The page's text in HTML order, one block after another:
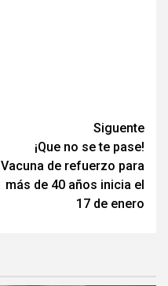
Siguente
¡Que no se te pase!
Vacuna de refuerzo para
más de 40 años inicia el
17 de enero